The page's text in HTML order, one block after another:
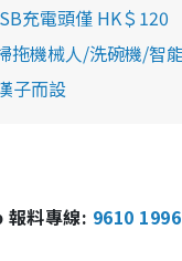
充電頭僅 HK＄120
機械人/洗碗機/智
子而設
料專線: 9610 1996